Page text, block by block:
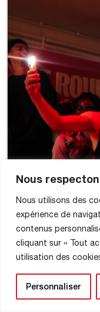
Nous
Nous utilisons des
expérience de
contenus
cliquant sur « Tout
utilisation des
Personnaliser